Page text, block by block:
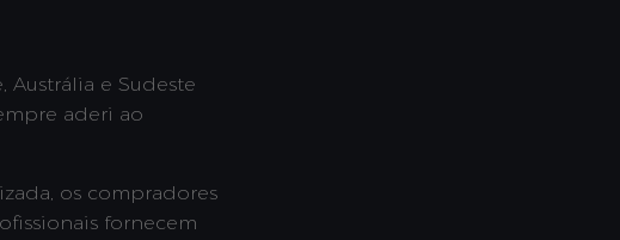
e Sudeste
aderi ao
os compradores
fornecem